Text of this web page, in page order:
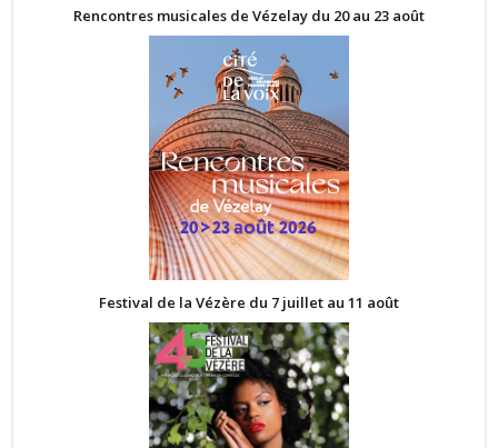
Rencontres musicales de Vézelay du 20 au 23 août
Festival de la Vézère du 7 juillet au 11 août